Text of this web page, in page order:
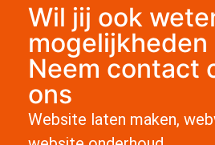
Wil jij ook
mogelijkheden
Neem contact
ons
Website laten maken,